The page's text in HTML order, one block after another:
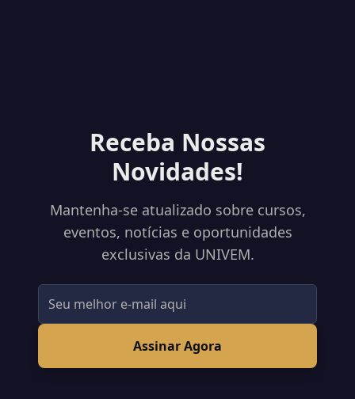
Receba Nossas
Novidades!
Mantenha-se atualizado sobre cursos,
eventos, notícias e oportunidades
exclusivas da UNIVEM.
Assinar Agora